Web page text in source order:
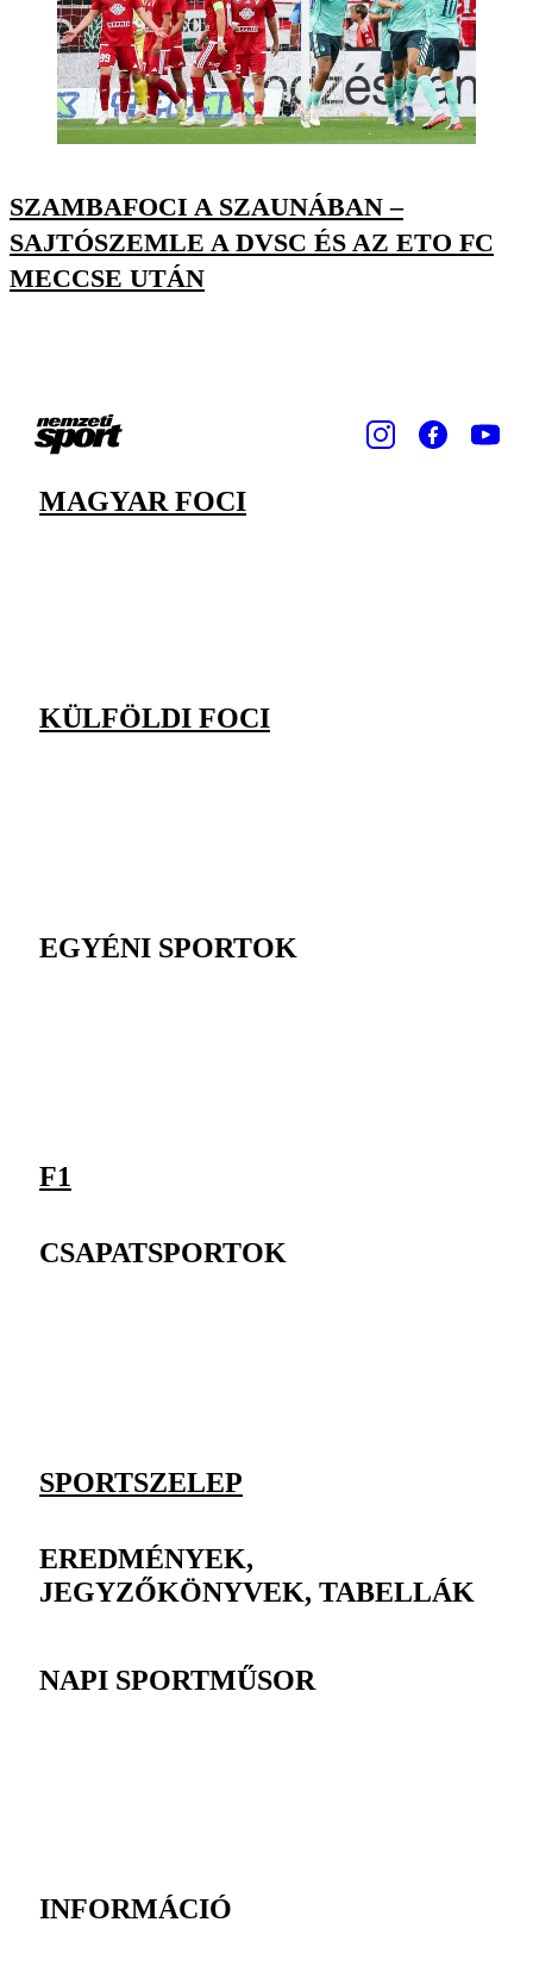
SZAMBAFOCI A SZAUNÁBAN –
SAJTÓSZEMLE A DVSC ÉS AZ ETO FC
MECCSE UTÁN
MAGYAR FOCI
KÜLFÖLDI FOCI
EGYÉNI SPORTOK
F1
CSAPATSPORTOK
SPORTSZELEP
EREDMÉNYEK,
JEGYZŐKÖNYVEK, TABELLÁK
NAPI SPORTMŰSOR
INFORMÁCIÓ